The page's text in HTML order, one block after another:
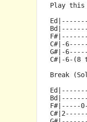
Play
C#|-
G#|-
C#|-6-
Break
F#|-----